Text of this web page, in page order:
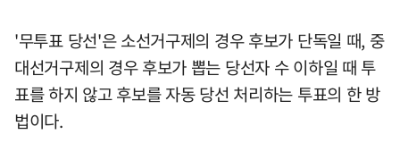
'무투표 당선'은 소선거구제의 경우 후보가 단독일 때, 중
대선거구제의 경우 후보가 뽑는 당선자 수 이하일 때 투
표를 하지 않고 후보를 자동 당선 처리하는 투표의 한 방
법이다.